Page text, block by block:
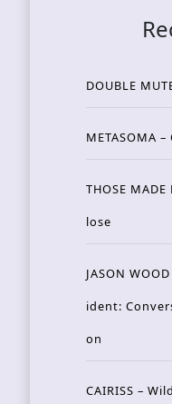
DOUBLE
METASOMA –
THOSE
lose
JASON
ident:
on
CAIRISS –